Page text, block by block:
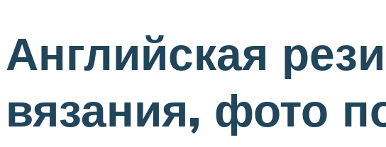
Английская
вязания, фото